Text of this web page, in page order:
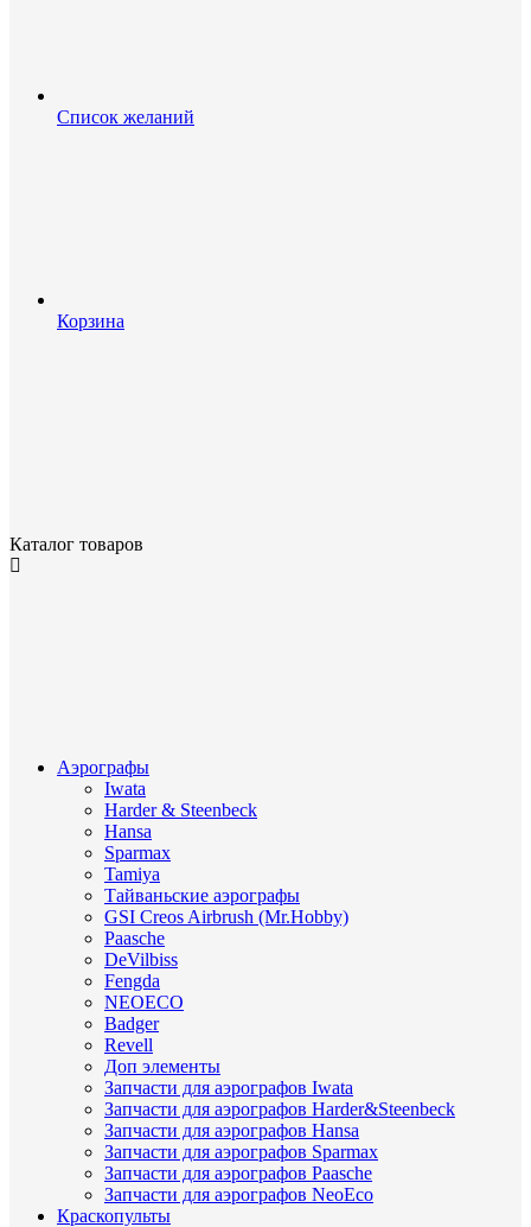
Список желаний
Корзина
Каталог товаров
Аэрографы
Iwata
Harder & Steenbeck
Hansa
Sparmax
Tamiya
Тайваньские аэрографы
GSI Creos Airbrush (Mr.Hobby)
Paasche
DeVilbiss
Fengda
NEOECO
Badger
Revell
Доп элементы
Запчасти для аэрографов Iwata
Запчасти для аэрографов Harder&Steenbeck
Запчасти для аэрографов Hansa
Запчасти для аэрографов Sparmax
Запчасти для аэрографов Paasche
Запчасти для аэрографов NeoEco
Краскопульты